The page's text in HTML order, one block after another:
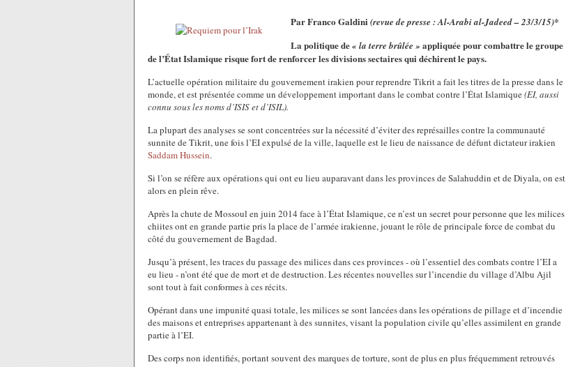
Par Franco Galdini(revue de presse : Al-Arabi al-Jadeed – 23/3/15)*
La politique de« la terre brûlée » appliquée pour combattre le groupe
de l’État Islamique risque fort de renforcer les divisions sectaires qui déchirent le pays.
L’actuelle opération militaire du gouvernement irakien pour reprendre Tikrit a fait les titres de la presse dans le
monde, et est présentée comme un développement important dans le combat contre l’État Islamique(EI, aussi
connu sous les noms d’ISIS et d’ISIL).
La plupart des analyses se sont concentrées sur la nécessité d’éviter des représailles contre la communauté
sunnite de Tikrit, une fois l’EI expulsé de la ville, laquelle est le lieu de naissance de défunt dictateur irakien
Saddam Hussein.
Si l’on se réfère aux opérations qui ont eu lieu auparavant dans les provinces de Salahuddin et de Diyala, on est
alors en plein rêve.
Après la chute de Mossoul en juin 2014 face à l’État Islamique, ce n’est un secret pour personne que les milices
chiites ont en grande partie pris la place de l’armée irakienne, jouant le rôle de principale force de combat du
côté du gouvernement de Bagdad.
Jusqu’à présent, les traces du passage des milices dans ces provinces - où l’essentiel des combats contre l’EI a
eu lieu - n’ont été que de mort et de destruction. Les récentes nouvelles sur l’incendie du village d’Albu Ajil
sont tout à fait conformes à ces récits.
Opérant dans une impunité quasi totale, les milices se sont lancées dans les opérations de pillage et d’incendie
des maisons et entreprises appartenant à des sunnites, visant la population civile qu’elles assimilent en grande
partie à l’EI.
Des corps non identifiés, portant souvent des marques de torture, sont de plus en plus fréquemment retrouvés